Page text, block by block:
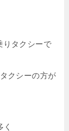
りタクシーで
クシーの方が